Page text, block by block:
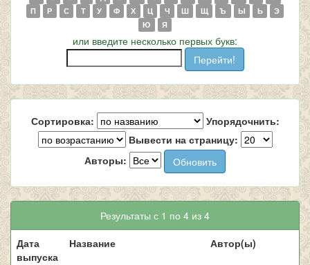
П
Р С Т У Ф Х Ц Ч Ш Щ Ъ Ы Ь
Э
Ю
Я
или введите несколько первых букв:
Сортировка:
Упорядочнить:
Вывести на страницу:
Авторы:
Результаты с 1 по 4 из 4
Дата
выпуска
Название Автор(ы)